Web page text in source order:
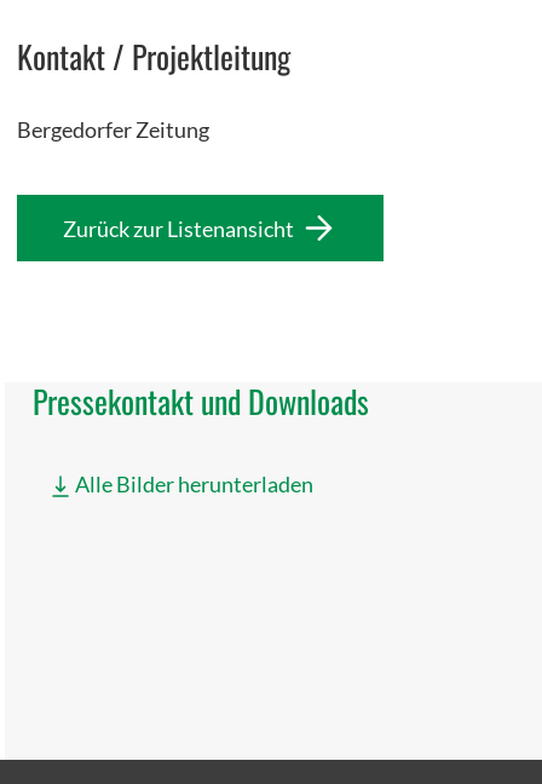
Kontakt / Projektleitung
Bergedorfer Zeitung
Zurück zur Listenansicht
Pressekontakt und Downloads
Alle Bilder herunterladen